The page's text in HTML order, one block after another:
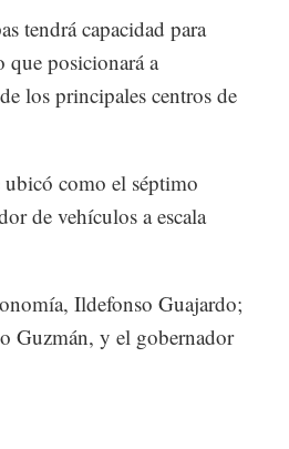
tendrá capacidad para
que posicionará a
los principales centros de
como el séptimo
de vehículos a escala
Ildefonso Guajardo;
Guzmán, y el gobernador